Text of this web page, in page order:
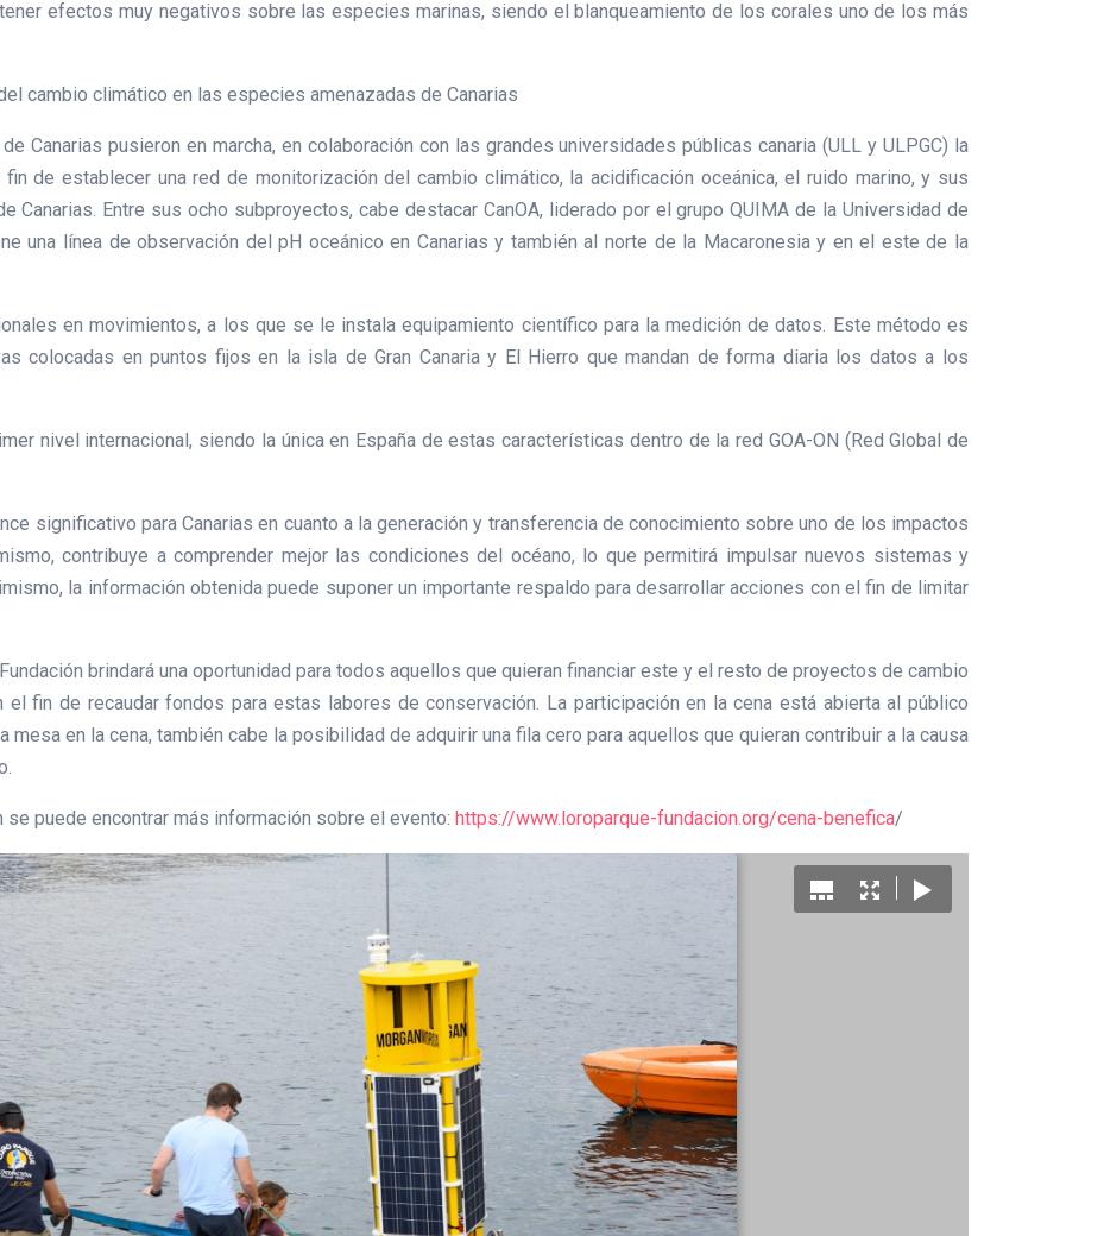
efectos muy negativos sobre las especies marinas, siendo el blanqueamiento de los corales uno de los más
cambio climático en las especies amenazadas de Canarias
Canarias pusieron en marcha, en colaboración con las grandes universidades públicas canaria (ULL y ULPGC) la
de establecer una red de monitorización del cambio climático, la acidificación oceánica, el ruido marino, y sus
Entre sus ocho subproyectos, cabe destacar CanOA, liderado por el grupo QUIMA de la Universidad de
una línea de observación del pH oceánico en Canarias y también al norte de la Macaronesia y en el este de la
en movimientos, a los que se le instala equipamiento científico para la medición de datos. Este método es
colocadas en puntos fijos en la isla de Gran Canaria y El Hierro que mandan de forma diaria los datos a los
nivel internacional, siendo la única en España de estas características dentro de la red GOA-ON (Red Global de
significativo para Canarias en cuanto a la generación y transferencia de conocimiento sobre uno de los impactos
contribuye a comprender mejor las condiciones del océano, lo que permitirá impulsar nuevos sistemas y
la información obtenida puede suponer un importante respaldo para desarrollar acciones con el fin de limitar
brindará una oportunidad para todos aquellos que quieran financiar este y el resto de proyectos de cambio
fin de recaudar fondos para estas labores de conservación. La participación en la cena está abierta al público
mesa en la cena, también cabe la posibilidad de adquirir una fila cero para aquellos que quieran contribuir a la causa
se puede encontrar más información sobre el evento: https://www.loroparque-fundacion.org/cena-benefica/